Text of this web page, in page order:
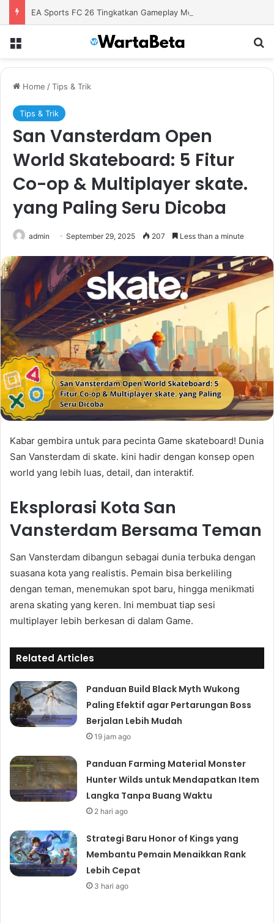
Home /Tips & Trik
Tips & Trik
San Vansterdam Open
World Skateboard: 5 Fitur
Co-op & Multiplayer skate.
yang Paling Seru Dicoba
admin September 29, 2025 207 Less than a minute
Kabar gembira untuk para pecinta Game skateboard! Dunia
San Vansterdam di skate. kini hadir dengan konsep open
world yang lebih luas, detail, dan interaktif.
Eksplorasi Kota San
Vansterdam Bersama Teman
San Vansterdam dibangun sebagai dunia terbuka dengan
suasana kota yang realistis. Pemain bisa berkeliling
dengan teman, menemukan spot baru, hingga menikmati
arena skating yang keren. Ini membuat tiap sesi
multiplayer lebih berkesan di dalam Game.
Related Articles
Panduan Build Black Myth Wukong
Paling Efektif agar Pertarungan Boss
Berjalan Lebih Mudah
19 jam ago
Panduan Farming Material Monster
Hunter Wilds untuk Mendapatkan Item
Langka Tanpa Buang Waktu
2 hari ago
Strategi Baru Honor of Kings yang
Membantu Pemain Menaikkan Rank
Lebih Cepat
3 hari ago